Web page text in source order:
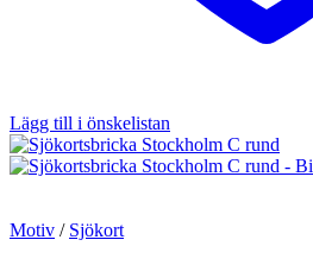
Lägg till i önskelistan
Motiv / Sjökort